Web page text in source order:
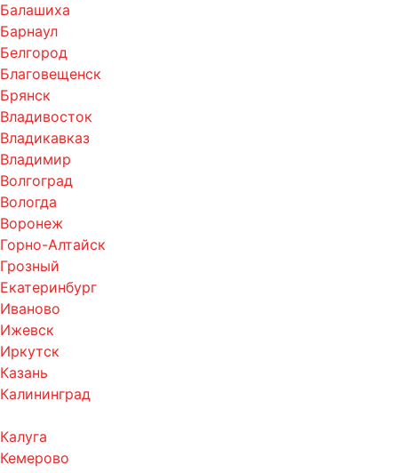
Балашиха
Барнаул
Белгород
Благовещенск
Брянск
Владивосток
Владикавказ
Владимир
Волгоград
Вологда
Воронеж
Горно-Алтайск
Грозный
Екатеринбург
Иваново
Ижевск
Иркутск
Казань
Калининград
Калуга
Кемерово